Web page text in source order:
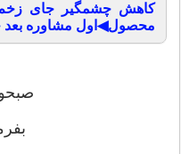
محصول◀اول مشاوره بعد